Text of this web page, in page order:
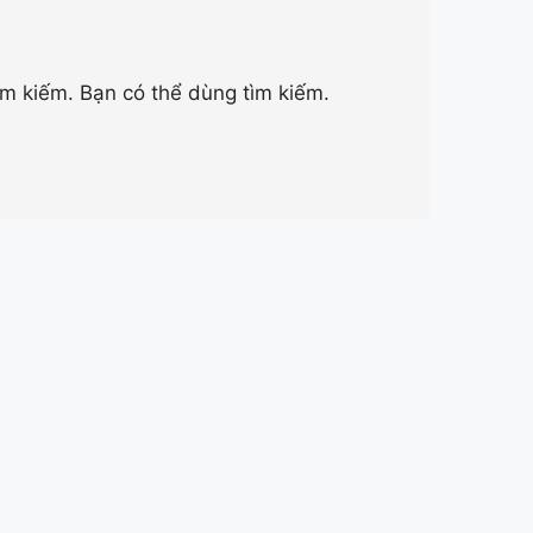
kiếm. Bạn có thể dùng tìm kiếm.